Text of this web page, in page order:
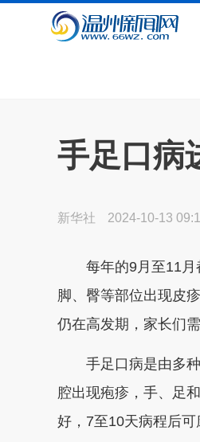
手足口病
新华社 2024-10-13
每年的9月至11月都
脚、臀等部位出现皮
仍在高发期，家长们
手足口病是由多种
腔出现疱疹，手、足
好，7至10天病程后可